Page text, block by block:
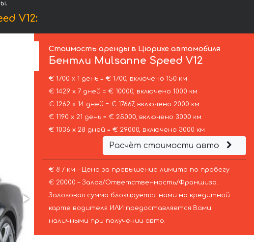
V12:
Стоимость аренды в Цюрихе автомобиля
Бентли Mulsanne Speed V12
€ 1700 х 1 день = € 1700, включено 150 км
€ 1429 х 7 дней = € 10000, включено 1000 км
€ 1262 х 14 дней = € 17667, включено 2000 км
€ 1190 х 21 день = € 25000, включено 3000 км
€ 1036 х 28 дней = € 29000, включено 3000 км
Расчёт стоимости авто
€ 8 / км – Цена за превышение лимита по пробегу
€ 20000 – Залог/Ответственность/Франшиза.
Залоговая сумма блокируется нами на кредитной
карте водителя ИЛИ предоставляется Вами
наличными при получении авто.